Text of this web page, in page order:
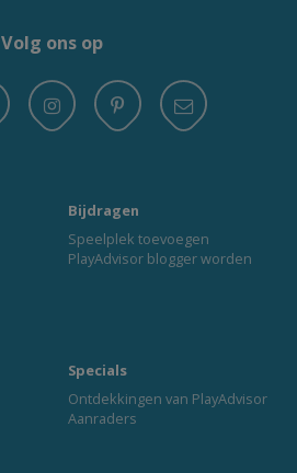
Volg ons op
Bijdragen
Speelplek toevoegen
PlayAdvisor blogger worden
Specials
Ontdekkingen van PlayAdvisor
Aanraders